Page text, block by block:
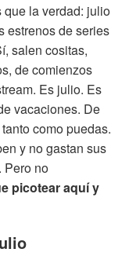
que la verdad: julio
estrenos de series
salen cositas,
de comienzos
Es julio. Es
vacaciones. De
como puedas.
y no gastan sus
Pero no
picotear aquí y